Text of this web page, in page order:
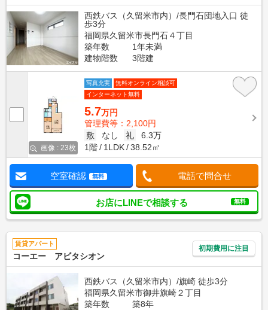
西鉄バス（久留米市内）/長門石団地入口 徒
歩3分
福岡県久留米市長門石４丁目
築年数
1年未満
建物階数
3階建
画像 : 23枚
写真充実
無料オンライン相談可
インターネット無料
5.7万円
管理費等：2,100円
敷
なし 礼
6.3万
1階
1LDK 38.52㎡
空室確認 無料 電話で問合せ
お店にLINEで相談する 無料
賃貸アパート
コーエー アビタシオン
初期費用に注目
西鉄バス（久留米市内）/旗崎 徒歩3分
福岡県久留米市御井旗崎２丁目
築年数
築8年